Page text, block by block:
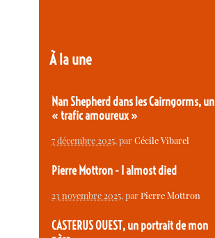
À la une
Nan Shepherd dans les Cairngorms, un
« trafic amoureux »
7 décembre 2025, parCécile Vibarel
Pierre Mottron - I almost died
23 novembre 2025, parPierre Mottron
CASTERUS OUEST, un portrait de mon